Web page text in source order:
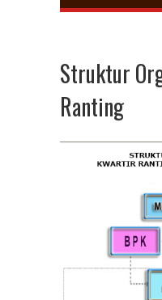
Struktur
Ranting